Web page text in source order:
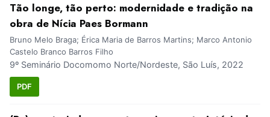
Tão longe, tão perto: modernidade e tradição na
obra de Nícia Paes Bormann
Bruno Melo Braga; Érica Maria de Barros Martins; Marco Antonio
Castelo Branco Barros Filho
9º Seminário Docomomo Norte/Nordeste, São Luís, 2022
PDF